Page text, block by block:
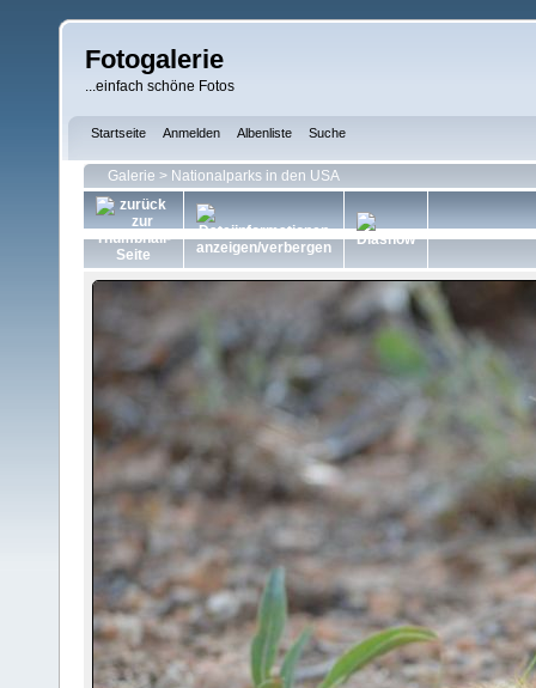
Fotogalerie
...einfach schöne Fotos
Startseite Anmelden Albenliste Suche
Galerie > Nationalparks in den USA